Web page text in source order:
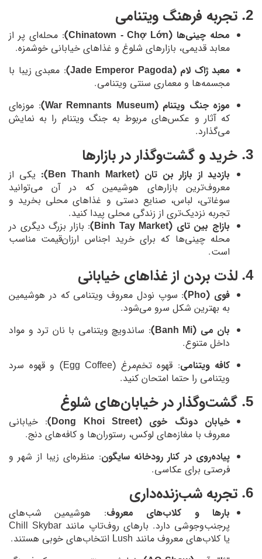
2. تجربه فرهنگ ویتنامی
محله چینی‌ها (Chinatown - Chợ Lớn)
: محله‌ای پر از
معابد قدیمی، بازارهای شلوغ و غذاهای خیابانی خوشمزه.
معبد ژاک لام (Jade Emperor Pagoda)
: معبدی زیبا با
مجسمه‌ها و معماری سنتی ویتنامی.
موزه جنگ ویتنام (War Remnants Museum)
: موزه‌ای
که آثار و عکس‌های مربوط به جنگ ویتنام را به نمایش
می‌گذارد.
3. خرید و گشت‌وگذار در بازارها
بازدید از بازار بن تان (Ben Thanh Market):
یکی از
معروف‌ترین بازارهای هوشیمین که در آن می‌توانید
سوغاتی، لباس، صنایع دستی و غذاهای محلی بخرید و
تجربه نزدیک‌تری از زندگی محلی پیدا کنید.
بازاج بین تای (Binh Tay Market)
: بازار بزرگ دیگری در
محله چینی‌ها که برای خرید اجناس ارزان‌قیمت مناسب
است.
4. لذت بردن از غذاهای خیابانی
فوی (Pho)
: سوپ نودل معروف ویتنامی که در هوشیمین
به بهترین شکل سرو می‌شود.
بان می (Banh Mi)
: ساندویچ ویتنامی با نان ترد و مواد
داخل متنوع.
کافه ویتنامی
: قهوه تخم‌مرغ (Egg Coffee) و قهوه سرد
ویتنامی را حتما امتحان کنید.
5. گشت‌وگذار در خیابان‌های شلوغ
خیابان دونگ خوی (Dong Khoi Street)
: خیابانی
معروف با مغازه‌های لوکس، رستوران‌ها و کافه‌های دنج.
پیاده‌روی در کنار رودخانه سایگون: منظره‌ای زیبا از شهر و
فرصتی برای عکاسی.
6. تجربه شب‌زنده‌داری
بارها و کلاب‌های معروف: هوشیمین شب‌های
پرجنب‌وجوشی دارد. بارهای روف‌تاپ مانند Chill Skybar
یا کلاب‌های معروف مانند Lush انتخاب‌های خوبی هستند.